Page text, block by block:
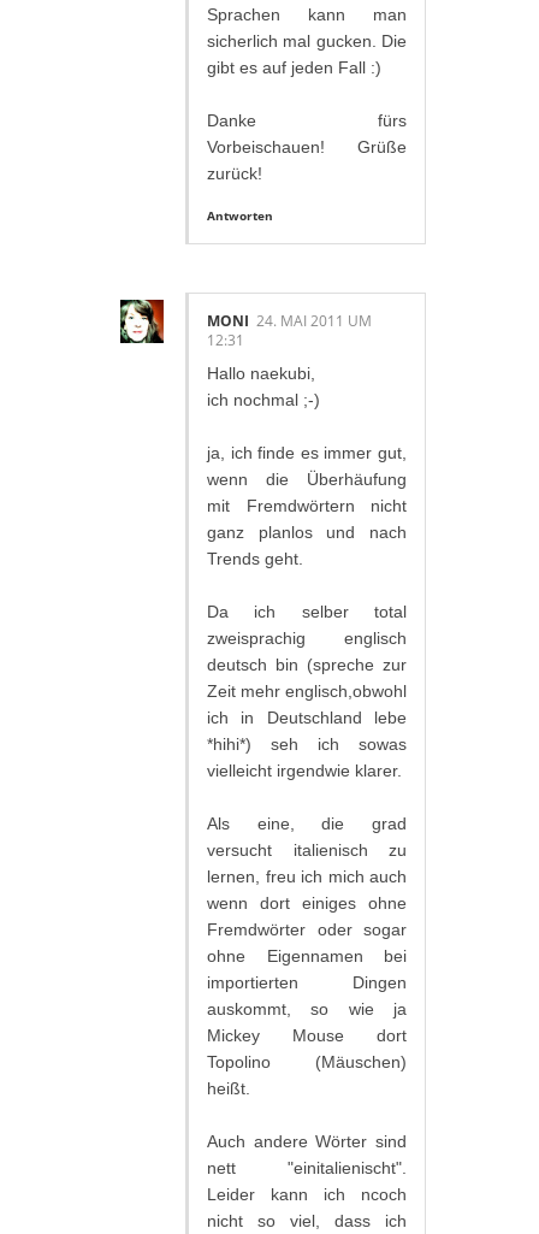
Sprachen kann man
sicherlich mal gucken. Die
gibt es auf jeden Fall :)
Danke fürs
Vorbeischauen! Grüße
zurück!
Antworten
MONI 24. MAI 2011 UM
12:31
Hallo naekubi,
ich nochmal ;-)
ja, ich finde es immer gut,
wenn die Überhäufung
mit Fremdwörtern nicht
ganz planlos und nach
Trends geht.
Da ich selber total
zweisprachig englisch
deutsch bin (spreche zur
Zeit mehr englisch,obwohl
ich in Deutschland lebe
*hihi*) seh ich sowas
vielleicht irgendwie klarer.
Als eine, die grad
versucht italienisch zu
lernen, freu ich mich auch
wenn dort einiges ohne
Fremdwörter oder sogar
ohne Eigennamen bei
importierten Dingen
auskommt, so wie ja
Mickey Mouse dort
Topolino (Mäuschen)
heißt.
Auch andere Wörter sind
nett "einitalienischt".
Leider kann ich ncoch
nicht so viel, dass ich